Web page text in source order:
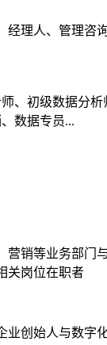
经理人、管理咨
、初级数据分析
数据专员...
营销等业务部门
关岗位在职者
业创始人与数字